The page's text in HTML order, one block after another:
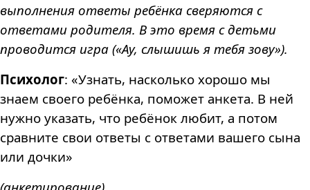
выполнения ответы ребёнка сверяются с
ответами родителя. В это время с детьми
проводится игра («Ау, слышишь я тебя зову»).
Психолог: «Узнать, насколько хорошо мы
знаем своего ребёнка, поможет анкета. В ней
нужно указать, что ребёнок любит, а потом
сравните свои ответы с ответами вашего сына
или дочки»